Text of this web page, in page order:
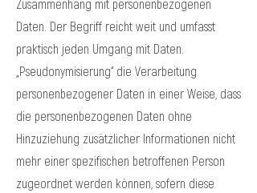
Zusammenhang mit personenbezogenen
Daten. Der Begriff reicht weit und umfasst
praktisch jeden Umgang mit Daten.
„Pseudonymisierung“ die Verarbeitung
personenbezogener Daten in einer Weise, dass
die personenbezogenen Daten ohne
Hinzuziehung zusätzlicher Informationen nicht
mehr einer spezifischen betroffenen Person
zugeordnet werden können, sofern diese